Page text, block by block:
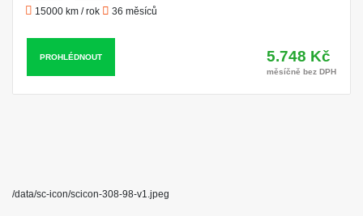
15000 km / rok 36 měsíců
PROHLÉDNOUT 5.748 Kč
měsíčně bez DPH
/data/sc-icon/scicon-308-98-v1.jpeg